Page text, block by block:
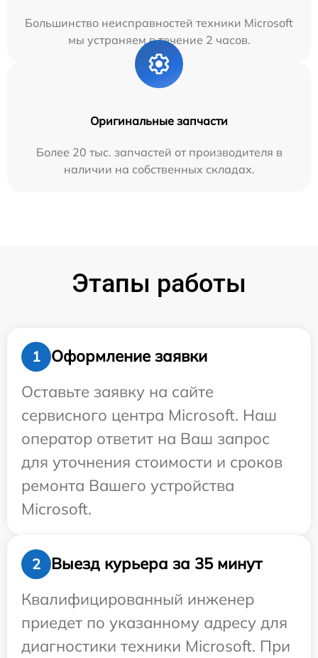
Большинство неисправностей техники Microsoft
мы устраняем в течение 2 часов.
Оригинальные запчасти
Более 20 тыс. запчастей от производителя в
наличии на собственных складах.
Этапы работы
1
Оформление заявки
Оставьте заявку на сайте
сервисного центра Microsoft. Наш
оператор ответит на Ваш запрос
для уточнения стоимости и сроков
ремонта Вашего устройства
Microsoft.
2
Выезд курьера за 35 минут
Квалифицированный инженер
приедет по указанному адресу для
диагностики техники Microsoft. При